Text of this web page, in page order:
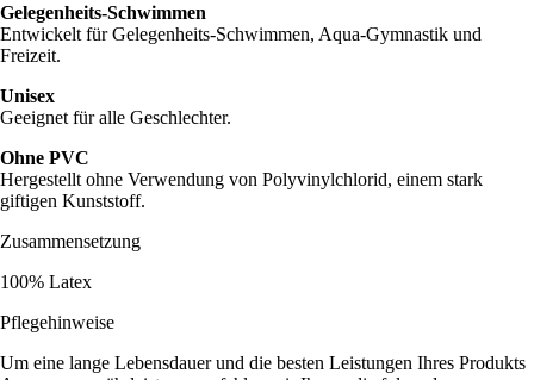
Gelegenheits-Schwimmen
Entwickelt für Gelegenheits-Schwimmen, Aqua-Gymnastik und
Freizeit.
Unisex
Geeignet für alle Geschlechter.
Ohne PVC
Hergestellt ohne Verwendung von Polyvinylchlorid, einem stark
giftigen Kunststoff.
Zusammensetzung
100% Latex
Pflegehinweise
Um eine lange Lebensdauer und die besten Leistungen Ihres Produkts